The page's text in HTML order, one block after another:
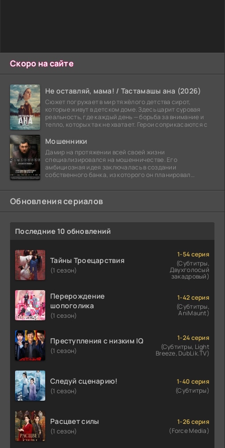
Скоро на сайте
Не оставляй, мама! / Тастамашы ана (2026)
Сюжет погружает в мир тяжёлого детства сирот,
которые живут в детском доме. Здесь царит суровая
реальность, где каждый день — борьба за внимание и
тепло, которых так не хватает. Герои соприкасаются с
Мошенники
Дамир на протяжении всей своей жизни
специализировался на мошенничестве. Его
амбициозная идея заключалась в создании
собственного банка, из которого он планировал
Обновления сериалов
Последние 10 обновлений
Тайны Троецарствия
(1 сезон)
1-54 серия
(Субтитры,
Двухголосый
закадровый)
Перерождение
шопоголика
(1 сезон)
1-42 серия
(Субтитры,
AniMaunt)
Преступления с низким IQ
(1 сезон)
1-24 серия
(Субтитры, Light
Breeze, DubLik.TV)
Следуй сценарию!
(1 сезон)
1-40 серия
(Субтитры)
Расцвет силы
(1 сезон)
1-26 серия
(Force Media)